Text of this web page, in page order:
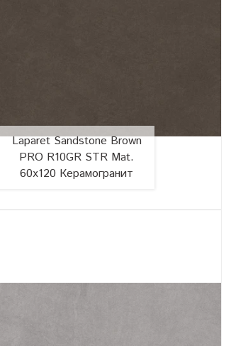
Laparet Sandstone Brown
PRO R10GR STR Mat.
60x120 Керамогранит